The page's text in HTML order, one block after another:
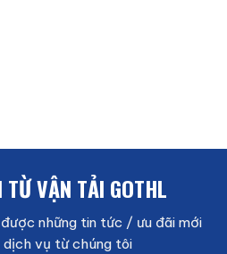
VẬN TẢI GOTHL
những tin tức / ưu đãi mới
vụ từ chúng tôi